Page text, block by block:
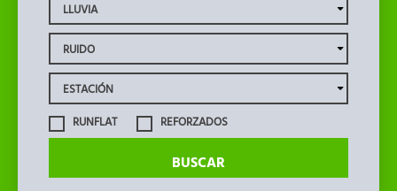
RUNFLAT REFORZADOS
BUSCAR